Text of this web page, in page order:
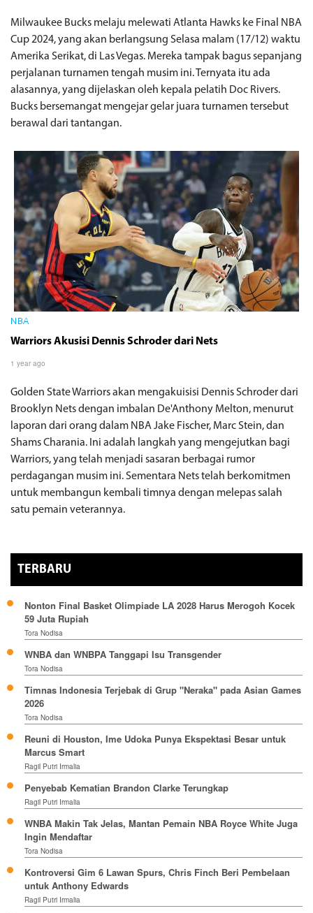
Milwaukee Bucks melaju melewati Atlanta Hawks ke Final NBA
Cup 2024, yang akan berlangsung Selasa malam (17/12) waktu
Amerika Serikat, di Las Vegas. Mereka tampak bagus sepanjang
perjalanan turnamen tengah musim ini. Ternyata itu ada
alasannya, yang dijelaskan oleh kepala pelatih Doc Rivers.
Bucks bersemangat mengejar gelar juara turnamen tersebut
berawal dari tantangan.
NBA
Warriors Akusisi Dennis Schroder dari Nets
1 year ago
Golden State Warriors akan mengakuisisi Dennis Schroder dari
Brooklyn Nets dengan imbalan De'Anthony Melton, menurut
laporan dari orang dalam NBA Jake Fischer, Marc Stein, dan
Shams Charania. Ini adalah langkah yang mengejutkan bagi
Warriors, yang telah menjadi sasaran berbagai rumor
perdagangan musim ini. Sementara Nets telah berkomitmen
untuk membangun kembali timnya dengan melepas salah
satu pemain veterannya.
TERBARU
Nonton Final Basket Olimpiade LA 2028 Harus Merogoh Kocek
59 Juta Rupiah
Tora Nodisa
WNBA dan WNBPA Tanggapi Isu Transgender
Tora Nodisa
Timnas Indonesia Terjebak di Grup "Neraka" pada Asian Games
2026
Tora Nodisa
Reuni di Houston, Ime Udoka Punya Ekspektasi Besar untuk
Marcus Smart
Ragil Putri Irmalia
Penyebab Kematian Brandon Clarke Terungkap
Ragil Putri Irmalia
WNBA Makin Tak Jelas, Mantan Pemain NBA Royce White Juga
Ingin Mendaftar
Tora Nodisa
Kontroversi Gim 6 Lawan Spurs, Chris Finch Beri Pembelaan
untuk Anthony Edwards
Ragil Putri Irmalia